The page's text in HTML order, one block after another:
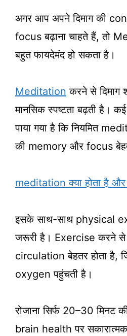
अगर आप अपने दिमाग की
focus बढ़ाना चाहते हैं, तो
बहुत फायदेमंद हो सकता है।
Meditation करने से दिमाग
मानसिक स्पष्टता बढ़ती है। कई
पाया गया है कि नियमित
की memory और focus
meditation क्या होता है
इसके साथ-साथ physical
जरूरी है। Exercise करने से
circulation बेहतर होता है,
oxygen पहुंचती है।
रोजाना सिर्फ 20–30
brain health पर